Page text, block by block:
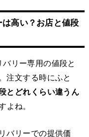
は高い？お店と値段
リー専用の値段と
注文する時にふと
とどれくらい違うん
よね。
バリーでの提供価